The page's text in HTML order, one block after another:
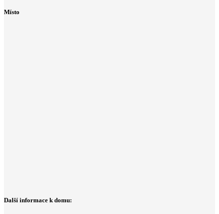
Místo
Další informace k domu: